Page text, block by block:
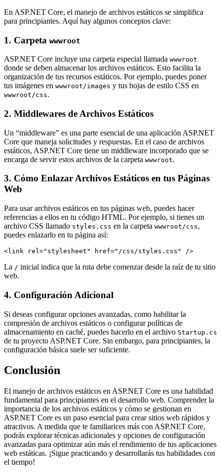
En ASP.NET Core, el manejo de archivos estáticos se simplifica
para principiantes. Aquí hay algunos conceptos clave:
1. Carpeta wwwroot
ASP.NET Core incluye una carpeta especial llamada wwwroot
donde se deben almacenar los archivos estáticos. Esto facilita la
organización de tus recursos estáticos. Por ejemplo, puedes poner
tus imágenes en wwwroot/images y tus hojas de estilo CSS en
wwwroot/css.
2. Middlewares de Archivos Estáticos
Un “middleware” es una parte esencial de una aplicación ASP.NET
Core que maneja solicitudes y respuestas. En el caso de archivos
estáticos, ASP.NET Core tiene un middleware incorporado que se
encarga de servir estos archivos de la carpeta wwwroot.
3. Cómo Enlazar Archivos Estáticos en tus Páginas
Web
Para usar archivos estáticos en tus páginas web, puedes hacer
referencias a ellos en tu código HTML. Por ejemplo, si tienes un
archivo CSS llamado styles.css en la carpeta wwwroot/css,
puedes enlazarlo en tu página así:
La / inicial indica que la ruta debe comenzar desde la raíz de tu sitio
web.
4. Configuración Adicional
Si deseas configurar opciones avanzadas, como habilitar la
compresión de archivos estáticos o configurar políticas de
almacenamiento en caché, puedes hacerlo en el archivo Startup.cs
de tu proyecto ASP.NET Core. Sin embargo, para principiantes, la
configuración básica suele ser suficiente.
Conclusión
El manejo de archivos estáticos en ASP.NET Core es una habilidad
fundamental para principiantes en el desarrollo web. Comprender la
importancia de los archivos estáticos y cómo se gestionan en
ASP.NET Core es un paso esencial para crear sitios web rápidos y
atractivos. A medida que te familiarices más con ASP.NET Core,
podrás explorar técnicas adicionales y opciones de configuración
avanzadas para optimizar aún más el rendimiento de tus aplicaciones
web estáticas. ¡Sigue practicando y desarrollarás tus habilidades con
el tiempo!